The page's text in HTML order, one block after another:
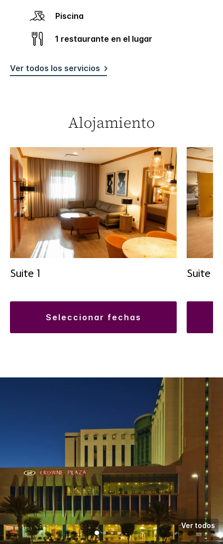
Piscina
1 restaurante en el lugar
Ver todos los servicios
Alojamiento
Suite 1
seleccionar fechas
Suite 2
Ver todos